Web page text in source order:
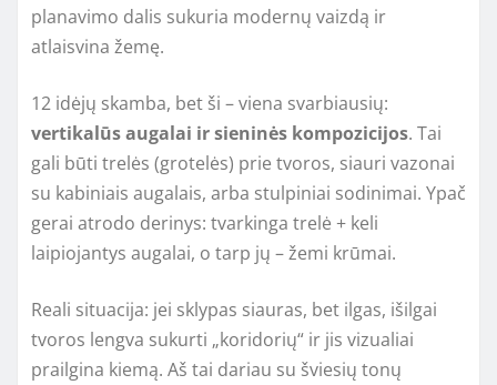
planavimo dalis sukuria modernų vaizdą ir
atlaisvina žemę.
12 idėjų skamba, bet ši – viena svarbiausių:
vertikalūs augalai ir sieninės kompozicijos. Tai
gali būti trelės (grotelės) prie tvoros, siauri vazonai
su kabiniais augalais, arba stulpiniai sodinimai. Ypač
gerai atrodo derinys: tvarkinga trelė + keli
laipiojantys augalai, o tarp jų – žemi krūmai.
Reali situacija: jei sklypas siauras, bet ilgas, išilgai
tvoros lengva sukurti „koridorių“ ir jis vizualiai
prailgina kiemą. Aš tai dariau su šviesių tonų